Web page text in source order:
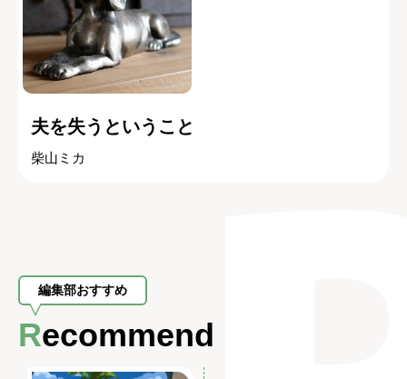
夫を失うということ
柴山ミカ
編集部おすすめ
Recommend